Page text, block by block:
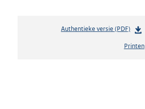
Authentieke versie (PDF)b
s
Printen